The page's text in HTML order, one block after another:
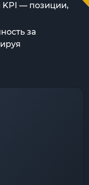
KPI — позиции,
за